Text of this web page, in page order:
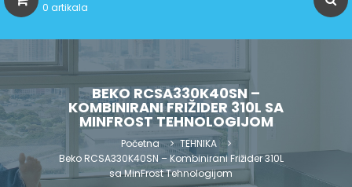
0 artikala
BEKO RCSA330K40SN –
KOMBINIRANI FRIŽIDER 310L SA
MINFROST TEHNOLOGIJOM
Početna
TEHNIKA
Beko RCSA330K40SN – Kombinirani Frižider 310L
sa MinFrost Tehnologijom